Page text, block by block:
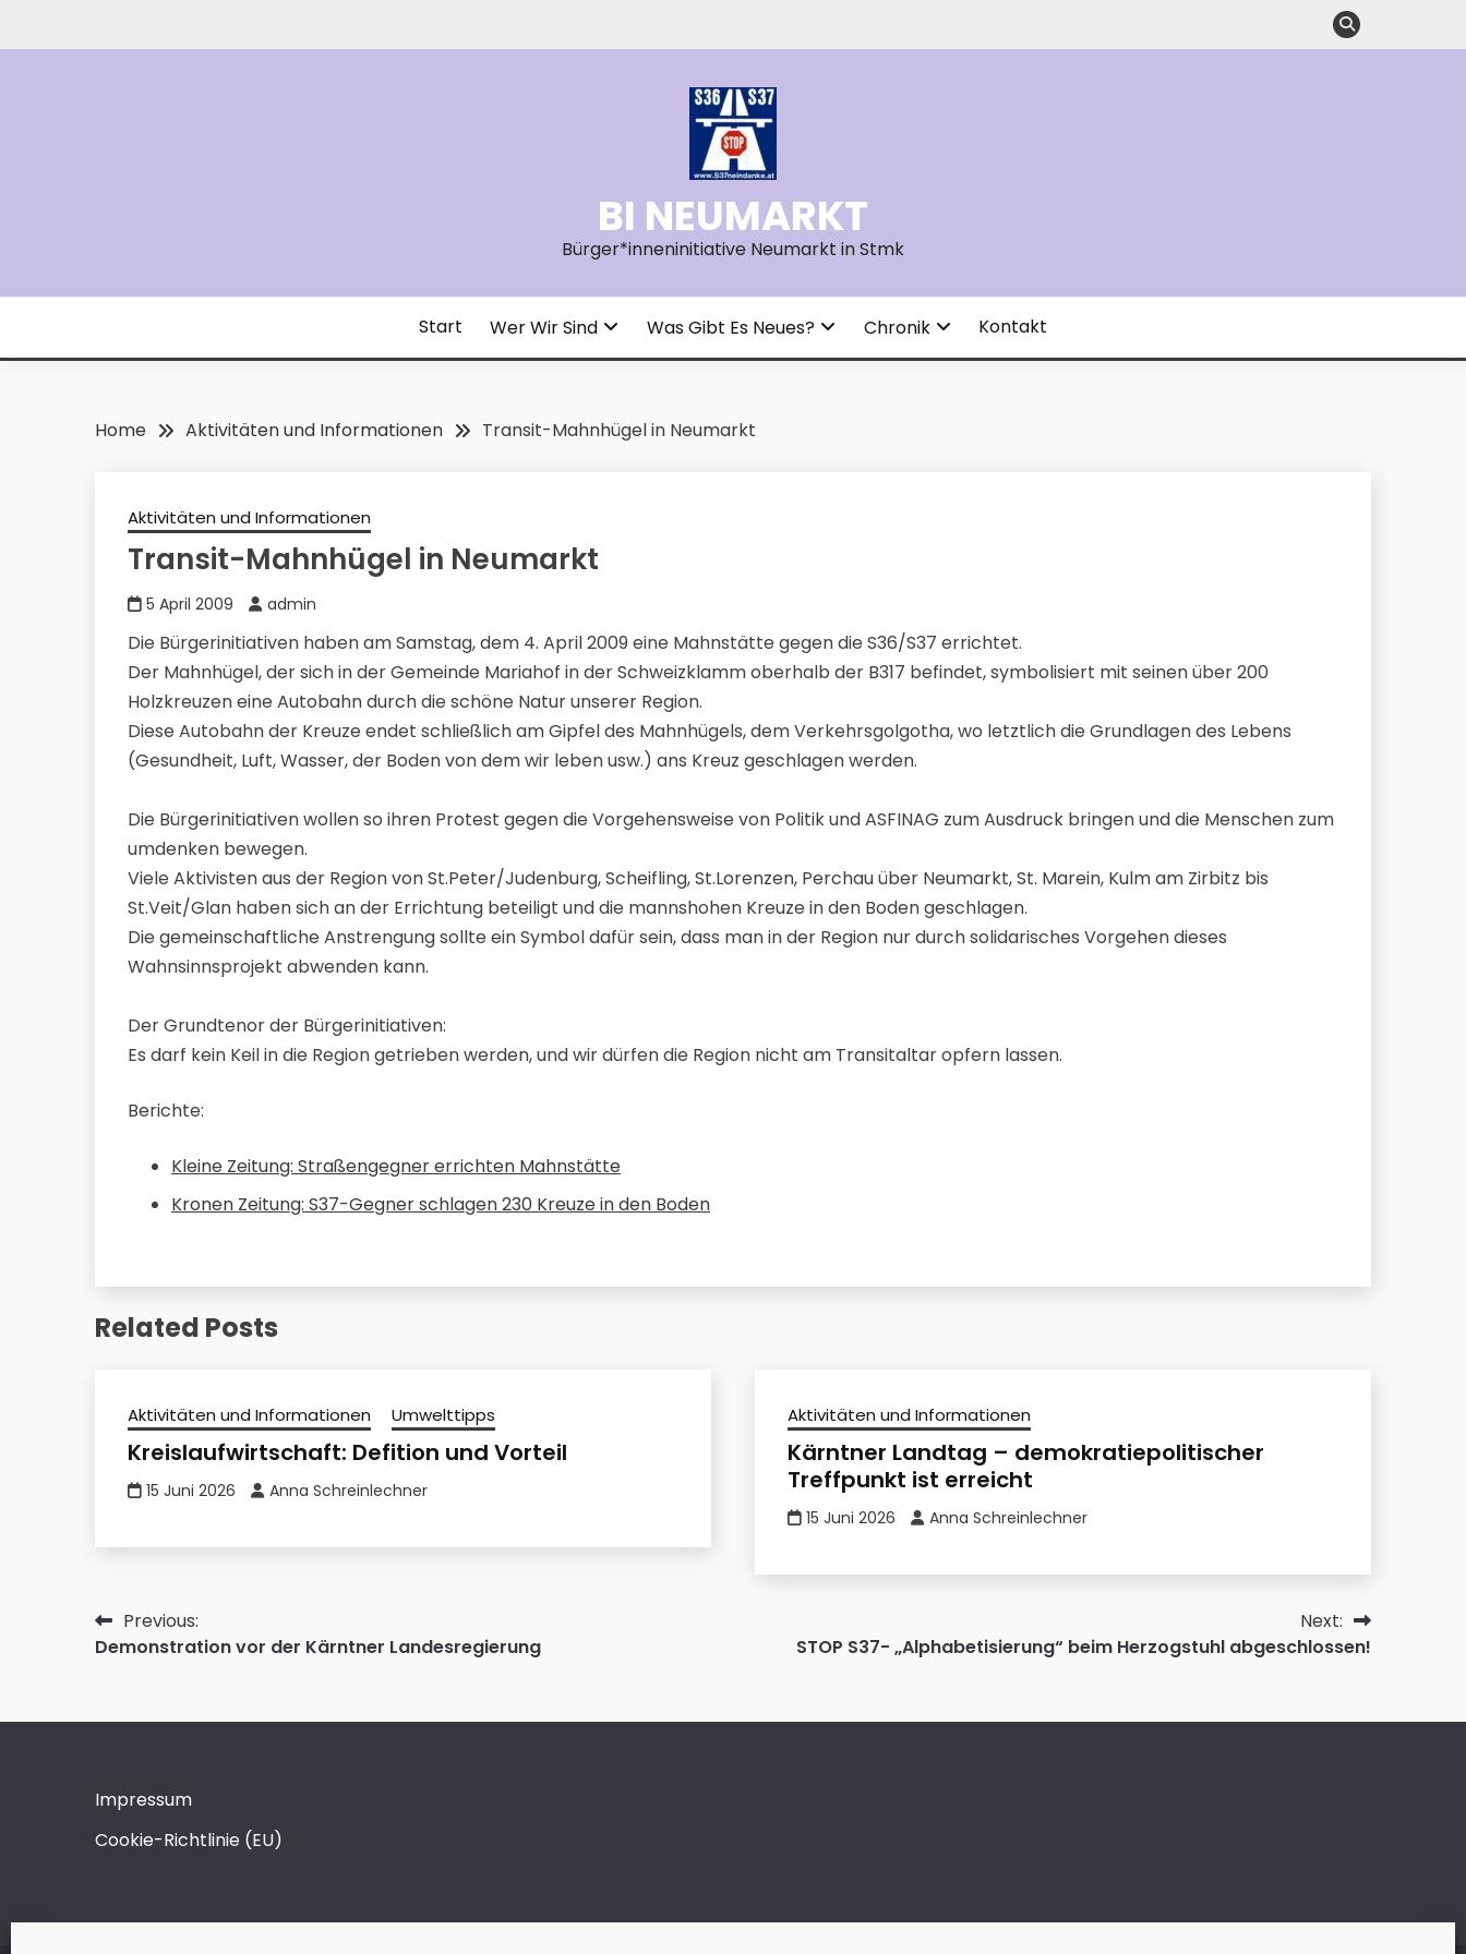
BI NEUMARKT
Bürger*inneninitiative Neumarkt in Stmk
Start Wer Wir Sind Was Gibt Es Neues? Chronik Kontakt
Home Aktivitäten und Informationen Transit-Mahnhügel in Neumarkt
Aktivitäten und Informationen
Transit-Mahnhügel in Neumarkt
5 April 2009 admin
Die Bürgerinitiativen haben am Samstag, dem 4. April 2009 eine Mahnstätte gegen die S36/S37 errichtet.
Der Mahnhügel, der sich in der Gemeinde Mariahof in der Schweizklamm oberhalb der B317 befindet, symbolisiert mit seinen über 200
Holzkreuzen eine Autobahn durch die schöne Natur unserer Region.
Diese Autobahn der Kreuze endet schließlich am Gipfel des Mahnhügels, dem Verkehrsgolgotha, wo letztlich die Grundlagen des Lebens
(Gesundheit, Luft, Wasser, der Boden von dem wir leben usw.) ans Kreuz geschlagen werden.
Die Bürgerinitiativen wollen so ihren Protest gegen die Vorgehensweise von Politik und ASFINAG zum Ausdruck bringen und die Menschen zum
umdenken bewegen.
Viele Aktivisten aus der Region von St.Peter/Judenburg, Scheifling, St.Lorenzen, Perchau über Neumarkt, St. Marein, Kulm am Zirbitz bis
St.Veit/Glan haben sich an der Errichtung beteiligt und die mannshohen Kreuze in den Boden geschlagen.
Die gemeinschaftliche Anstrengung sollte ein Symbol dafür sein, dass man in der Region nur durch solidarisches Vorgehen dieses
Wahnsinnsprojekt abwenden kann.
Der Grundtenor der Bürgerinitiativen:
Es darf kein Keil in die Region getrieben werden, und wir dürfen die Region nicht am Transitaltar opfern lassen.
Berichte:
Kleine Zeitung: Straßengegner errichten Mahnstätte
Kronen Zeitung: S37-Gegner schlagen 230 Kreuze in den Boden
Related Posts
Aktivitäten und Informationen Umwelttipps
Kreislaufwirtschaft: Defition und Vorteil
15 Juni 2026 Anna Schreinlechner
Aktivitäten und Informationen
Kärntner Landtag – demokratiepolitischer
Treffpunkt ist erreicht
15 Juni 2026 Anna Schreinlechner
Beitragsnavigation
Previous:
Demonstration vor der Kärntner Landesregierung
Next:
STOP S37- „Alphabetisierung“ beim Herzogstuhl abgeschlossen!
Impressum
Cookie-Richtlinie (EU)